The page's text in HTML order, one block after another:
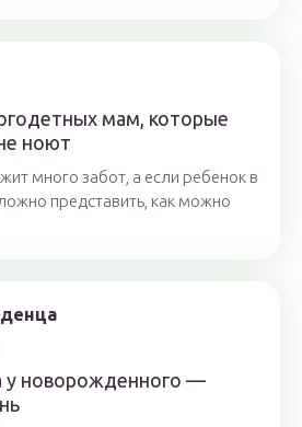
мам, которые
ноют
много забот, а если ребенок в
представить, как можно
у новорожденного —